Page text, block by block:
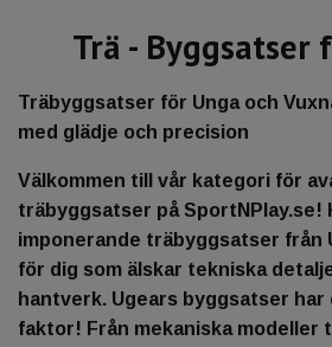
Trä - Byggsatser
Träbyggsatser för Unga och
med glädje och precision
Välkommen till vår kategori för
träbyggsatser på SportNPlay.se!
imponerande träbyggsatser från
för dig som älskar tekniska
hantverk. Ugears byggsatser har
faktor! Från mekaniska modeller